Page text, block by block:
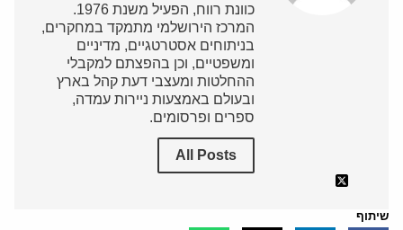
כוונת רווח, הפעיל משנת 1976.
המרכז הירושלמי מתמקד במחקרים,
בניתוחים אסטרטגיים, מדיניים
ומשפטיים, וכן בהפצתם למקבלי
ההחלטות ומעצבי דעת קהל בארץ
ובעולם באמצעות ניירות עמדה,
ספרים ופרסומים.
All Posts
שיתוף